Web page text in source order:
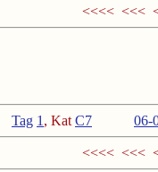
<<<< <<<
Tag 1 , Kat C7 06-
<<<< <<<